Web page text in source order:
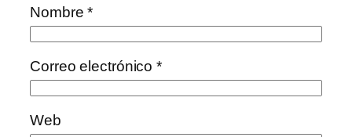
Nombre*
Correo electrónico*
Web